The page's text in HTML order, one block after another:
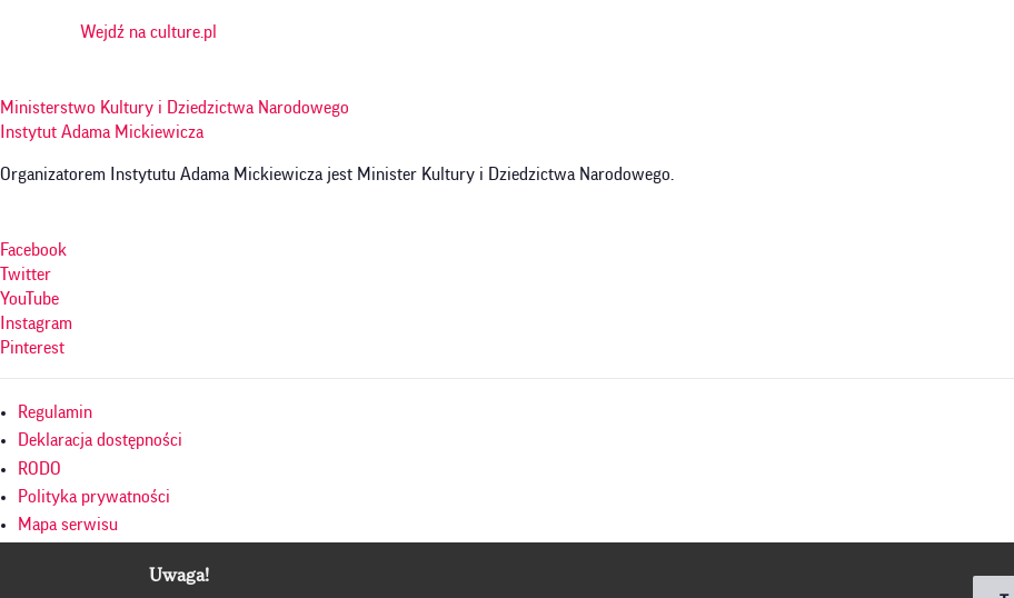
Wejdź na culture.pl
Ministerstwo Kultury i Dziedzictwa Narodowego
Instytut Adama Mickiewicza
Organizatorem Instytutu Adama Mickiewicza jest Minister Kultury i Dziedzictwa Narodowego.
Facebook
Twitter
YouTube
Instagram
Pinterest
Menu
w
stopce
Regulamin
Deklaracja dostępności
RODO
Polityka prywatności
Mapa serwisu
Uwaga!